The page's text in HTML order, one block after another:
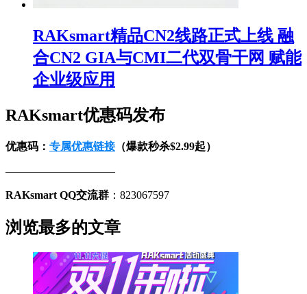
RAKsmart精品CN2线路正式上线 融
合CN2 GIA与CMI二代双骨干网 赋能
企业级应用
RAKsmart优惠码发布
优惠码： 专属优惠链接（爆款秒杀$2.99起）
——————————
RAKsmart QQ交流群 ：823067597
浏览最多的文章